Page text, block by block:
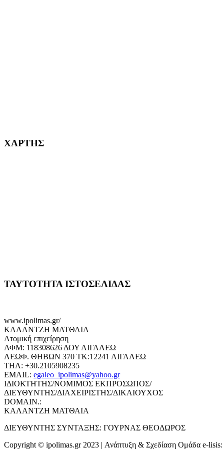
ΧΑΡΤΗΣ
ΤΑΥΤΟΤΗΤΑ ΙΣΤΟΣΕΛΙΔΑΣ
www.ipolimas.gr/
ΚΑΛΑΝΤΖΗ ΜΑΤΘΑΙΑ
Ατομική επιχείρηση
ΑΦΜ: 118308626 ΔΟΥ ΑΙΓΑΛΕΩ
ΛΕΩΦ. ΘΗΒΩΝ 370 ΤΚ:12241 ΑΙΓΑΛΕΩ
ΤΗΛ: +30.2105908235
EMAIL: egaleo_ipolimas@yahoo.gr
ΙΔΙΟΚΤΗΤΗΣ/ΝΟΜΙΜΟΣ ΕΚΠΡΟΣΩΠΟΣ/
ΔΙΕΥΘΥΝΤΗΣ/ΔΙΑΧΕΙΡΙΣΤΗΣ/ΔΙΚΑΙΟΥΧΟΣ
DOMAIN.:
ΚΑΛΑΝΤΖΗ ΜΑΤΘΑΙΑ
ΔΙΕΥΘΥΝΤΗΣ ΣΥΝΤΑΞΗΣ: ΓΟΥΡΝΑΣ ΘΕΟΔΩΡΟΣ
Copyright © ipolimas.gr 2023 | Ανάπτυξη & Σχεδίαση Ομάδα e-lisis: